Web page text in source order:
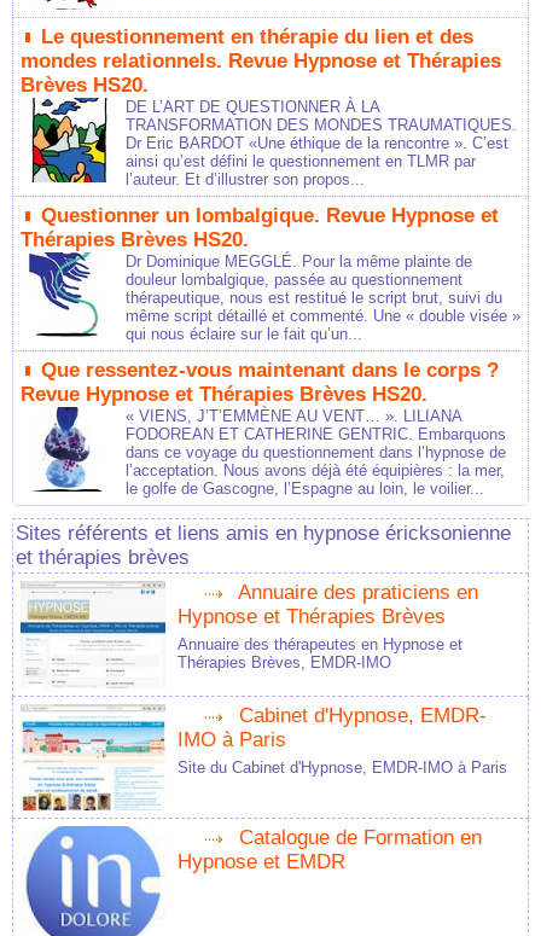
Le questionnement en thérapie du lien et des
mondes relationnels. Revue Hypnose et Thérapies
Brèves HS20.
DE L’ART DE QUESTIONNER À LA
TRANSFORMATION DES MONDES TRAUMATIQUES.
Dr Eric BARDOT «Une éthique de la rencontre ». C’est
ainsi qu’est défini le questionnement en TLMR par
l’auteur. Et d’illustrer son propos...
Questionner un lombalgique. Revue Hypnose et
Thérapies Brèves HS20.
Dr Dominique MEGGLÉ. Pour la même plainte de
douleur lombalgique, passée au questionnement
thérapeutique, nous est restitué le script brut, suivi du
même script détaillé et commenté. Une « double visée »
qui nous éclaire sur le fait qu’un...
Que ressentez-vous maintenant dans le corps ?
Revue Hypnose et Thérapies Brèves HS20.
« VIENS, J’T’EMMÈNE AU VENT… ». LILIANA
FODOREAN ET CATHERINE GENTRIC. Embarquons
dans ce voyage du questionnement dans l’hypnose de
l’acceptation. Nous avons déjà été équipières : la mer,
le golfe de Gascogne, l’Espagne au loin, le voilier...
Sites référents et liens amis en hypnose éricksonienne
et thérapies brèves
Annuaire des praticiens en
Hypnose et Thérapies Brèves
Annuaire des thérapeutes en Hypnose et
Thérapies Brèves, EMDR-IMO
Cabinet d'Hypnose, EMDR-
IMO à Paris
Site du Cabinet d'Hypnose, EMDR-IMO à Paris
Catalogue de Formation en
Hypnose et EMDR